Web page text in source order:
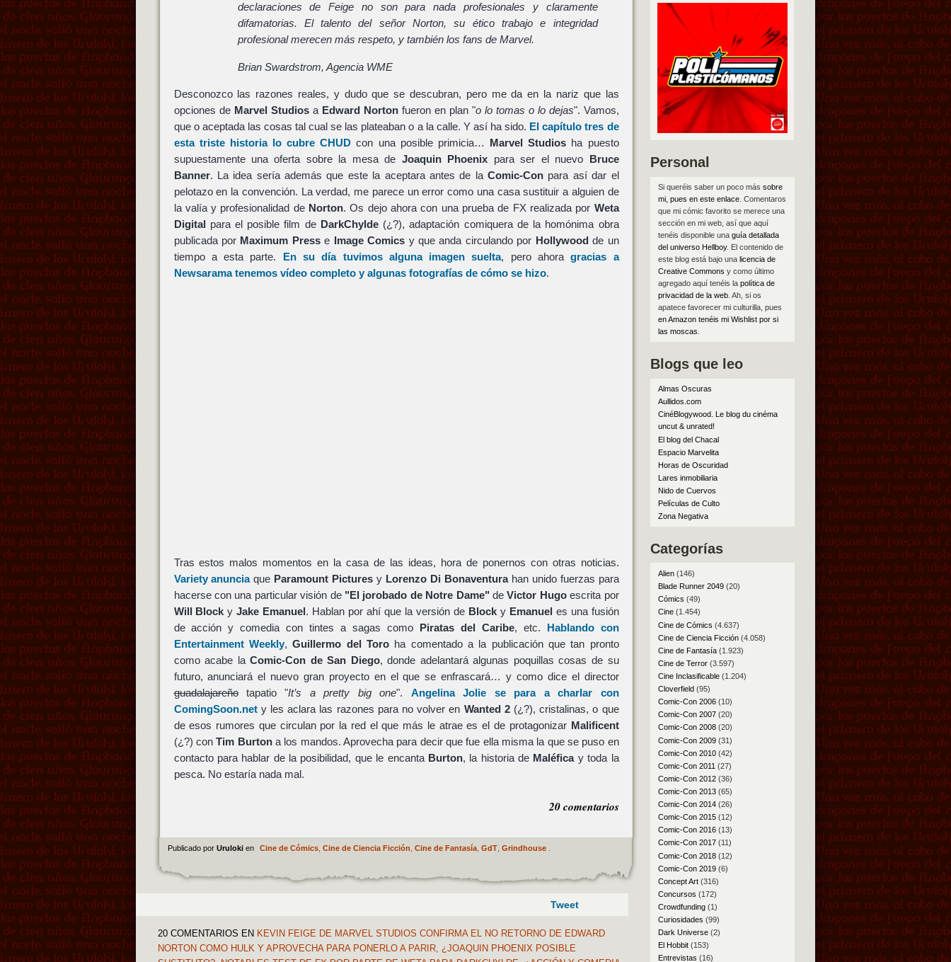
declaraciones de Feige no son para nada profesionales y claramente
difamatorias. El talento del señor Norton, su ético trabajo e integridad
profesional merecen más respeto, y también los fans de Marvel.
Brian Swardstrom, Agencia WME
Desconozco las razones reales, y dudo que se descubran, pero me da en la nariz que las
opciones de Marvel Studiosa Edward Nortonfueron en plan "o lo tomas o lo dejas". Vamos,
que o aceptada las cosas tal cual se las plateaban o a la calle. Y así ha sido. El capítulo tres de
esta triste historia lo cubre CHUD con una posible primicia… Marvel Studios ha puesto
supuestamente una oferta sobre la mesa de Joaquin Phoenix para ser el nuevo Bruce
Banner. La idea sería además que este la aceptara antes de laComic-Con para así dar el
pelotazo en la convención. La verdad, me parece un error como una casa sustituir a alguien de
la valía y profesionalidad de Norton. Os dejo ahora con una prueba de FX realizada por Weta
Digital para el posible film de DarkChylde(¿?), adaptación comiquera de la homónima obra
publicada por Maximum Presse Image Comics y que anda circulando por Hollywoodde un
tiempo a esta parte. En su día tuvimos alguna imagen suelta, pero ahoragracias a
Newsarama tenemos vídeo completo y algunas fotografías de cómo se hizo.
Tras estos malos momentos en la casa de las ideas, hora de ponernos con otras noticias.
Variety anunciaque Paramount Pictures y Lorenzo Di Bonaventurahan unido fuerzas para
hacerse con una particular visión de "El jorobado de Notre Dame" deVictor Hugoescrita por
Will Block yJake Emanuel. Hablan por ahí que la versión de Blocky Emanuel es una fusión
de acción y comedia con tintes a sagas como Piratas del Caribe, etc. Hablando con
Entertainment Weekly,Guillermo del Toroha comentado a la publicación que tan pronto
como acabe laComic-Con de San Diego, donde adelantará algunas poquillas cosas de su
futuro, anunciará el nuevo gran proyecto en el que se enfrascará… y como dice el director
guadalajareñotapatio "It’s a pretty big one". Angelina Jolie se para a charlar con
ComingSoon.nety les aclara las razones para no volver en Wanted 2(¿?), cristalinas, o que
de esos rumores que circulan por la red el que más le atrae es el de protagonizar Malificent
(¿?) conTim Burtona los mandos. Aprovecha para decir que fue ella misma la que se puso en
contacto para hablar de la posibilidad, que le encanta Burton, la historia de Maléficay toda la
pesca. No estaría nada mal.
20 comentarios
Publicado por Uruloki en Cine de Cómics, Cine de Ciencia Ficción Cine de Fantasía, GdT, Grindhouse.
Tweet
20 COMENTARIOS EN KEVIN FEIGE DE MARVEL STUDIOS CONFIRMA EL NO RETORNO DE EDWARD
NORTON COMO HULK Y APROVECHA PARA PONERLO A PARIR, ¿JOAQUIN PHOENIX POSIBLE
Personal
Si queréis saber un poco más sobre
mi, pues en este enlace. Comentaros
que mi cómic favorito se merece una
sección en mi web, así que aquí
tenéis disponible una guía detallada
del universo Hellboy. El contenido de
este blog está bajo una licencia de
Creative Commons y como último
agregado aquí tenéis la política de
privacidad de la web. Ah, si os
apatece favorecer mi culturilla, pues
en Amazon tenéis mi Wishlist por si
las moscas
Blogs que leo
Almas Oscuras
Aullidos.com
CinéBlogywood. Le blog du cinéma
uncut & unrated!
El blog del Chacal
Espacio Marvelita
Horas de Oscuridad
Lares inmobiliaria
Nido de Cuervos
Películas de Culto
Zona Negativa
Categorías
Alien(146)
Blade Runner 2049(20)
Cómics (49)
Cine(1.454)
Cine de Cómics (4.637)
Cine de Ciencia Ficción(4.058)
Cine de Fantasía(1.923)
Cine de Terror(3.597)
Cine Inclasificable(1.204)
Cloverfield(95)
Comic-Con 2006(10)
Comic-Con 2007(20)
Comic-Con 2008(20)
Comic-Con 2009(31)
Comic-Con 2010(42)
Comic-Con 2011 (27)
Comic-Con 2012(36)
Comic-Con 2013(65)
Comic-Con 2014(26)
Comic-Con 2015(12)
Comic-Con 2016(13)
Comic-Con 2017(11)
Comic-Con 2018(12)
Comic-Con 2019(6)
Concept Art(316)
Concursos (172)
Crowdfunding(1)
Curiosidades (99)
Dark Universe(2)
El Hobbit(153)
Entrevistas (16)